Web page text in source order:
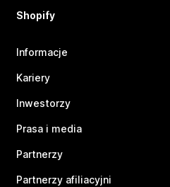
Shopify
Informacje
Kariery
Inwestorzy
Prasa i media
Partnerzy
Partnerzy afiliacyjni